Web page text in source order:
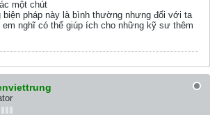
một chút
pháp này là bình thường nhưng đối với ta
nghĩ có thể giúp ích cho những kỹ sư thêm